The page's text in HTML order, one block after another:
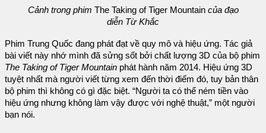
Cảnh trong phim The Taking of Tiger Mountain của đạo
diễn Từ Khắc
Phim Trung Quốc đang phát đạt về quy mô và hiệu ứng. Tác giả
bài viết này nhớ mình đã sửng sốt bởi chất lượng 3D của bộ phim
The Taking of Tiger Mountain phát hành năm 2014. Hiệu ứng 3D
tuyệt nhất mà người viết từng xem đến thời điểm đó, tuy bản thân
bộ phim thì không có gì đặc biệt. “Người ta có thể ném tiền vào
hiệu ứng nhưng không làm vậy được với nghệ thuật,” một người
bạn nói.